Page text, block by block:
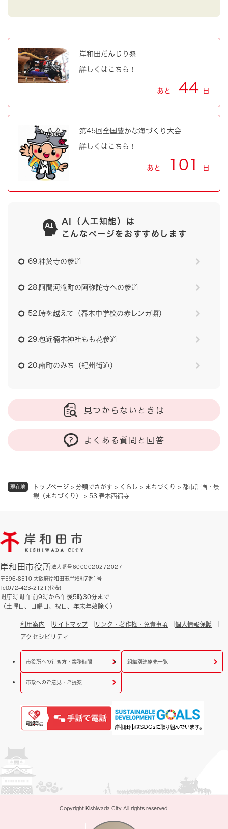
現在地 トップページ > 分類でさがす > くらし > まちづくり > 都市計画・景
観（まちづくり）
> 53.春木西福寺
岸和田だんじり祭
詳しくはこちら！
あと 44 日
第45回全国豊かな海づくり大会
詳しくはこちら！
あと 101 日
AI（人工知能）は
こんなページをおすすめします
69.神於寺の参道
28.阿間河滝町の阿弥陀寺への参道
52.時を越えて（春木中学校の赤レンガ塀）
29.包近楠本神社もも花参道
20.南町のみち（紀州街道）
見つからないときは
よくある質問と回答
岸和田市役所法人番号6000020272027
〒596-8510 大阪府岸和田市岸城町7番1号
Tel:072-423-2121(代表)
開庁時間:午前9時から午後5時30分まで
（土曜日、日曜日、祝日、年末年始除く）
利用案内 サイトマップ リンク・著作権・免責事項
個人情報保護
アクセシビリティ
市役所への行き方・業務時間 組織別連絡先一覧
市政へのご意見・ご提案
Copyright Kishiwada City All rights reserved.